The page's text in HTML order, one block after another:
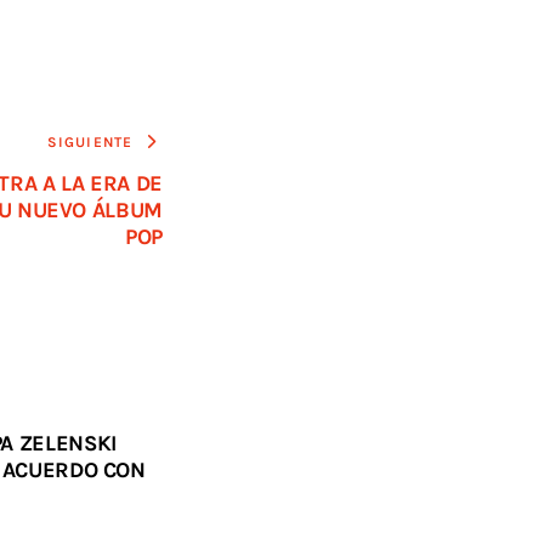
SIGUIENTE
A LA ERA DE
NUEVO ÁLBUM
POP
ZELENSKI
CON